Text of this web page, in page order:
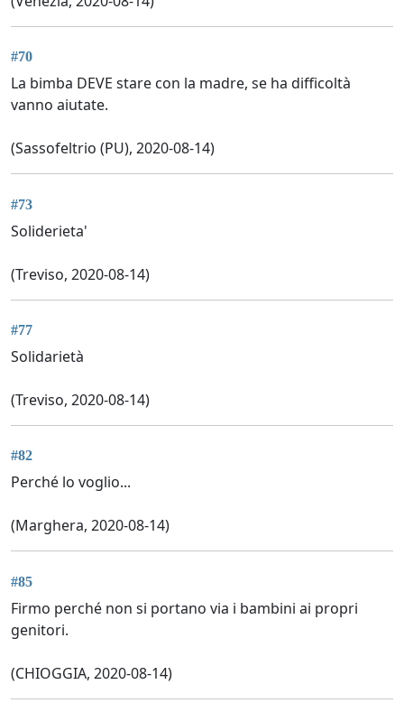
#70
La bimba DEVE stare con la madre, se ha difficoltà
vanno aiutate.
(Sassofeltrio (PU), 2020-08-14)
#73
Soliderieta'
(Treviso, 2020-08-14)
#77
Solidarietà
(Treviso, 2020-08-14)
#82
Perché lo voglio...
(Marghera, 2020-08-14)
#85
Firmo perché non si portano via i bambini ai propri
genitori.
(CHIOGGIA, 2020-08-14)